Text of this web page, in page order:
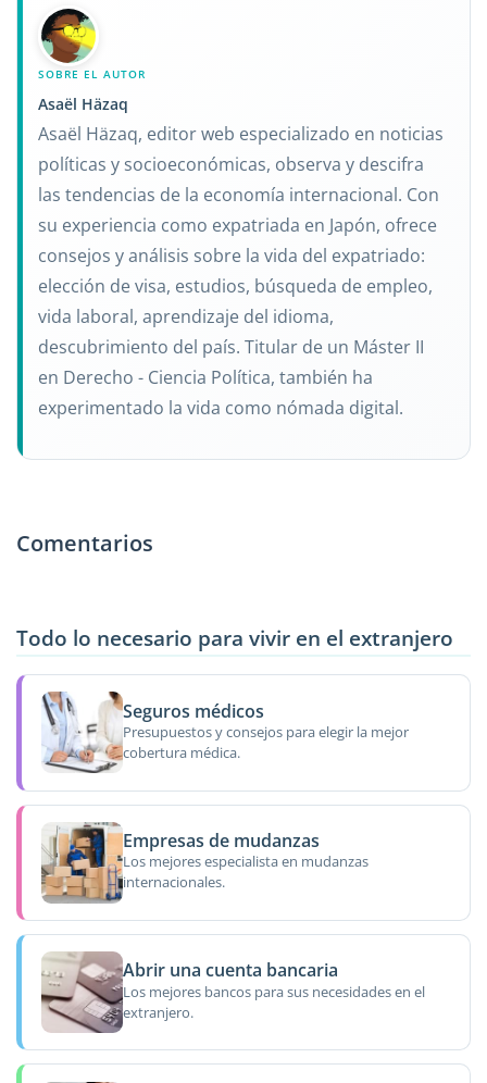
SOBRE EL AUTOR
Asaël Häzaq
Asaël Häzaq, editor web especializado en noticias
políticas y socioeconómicas, observa y descifra
las tendencias de la economía internacional. Con
su experiencia como expatriada en Japón, ofrece
consejos y análisis sobre la vida del expatriado:
elección de visa, estudios, búsqueda de empleo,
vida laboral, aprendizaje del idioma,
descubrimiento del país. Titular de un Máster II
en Derecho - Ciencia Política, también ha
experimentado la vida como nómada digital.
Comentarios
Todo lo necesario para vivir en el extranjero
Seguros médicos
Presupuestos y consejos para elegir la mejor
cobertura médica.
Empresas de mudanzas
Los mejores especialista en mudanzas
internacionales.
Abrir una cuenta bancaria
Los mejores bancos para sus necesidades en el
extranjero.